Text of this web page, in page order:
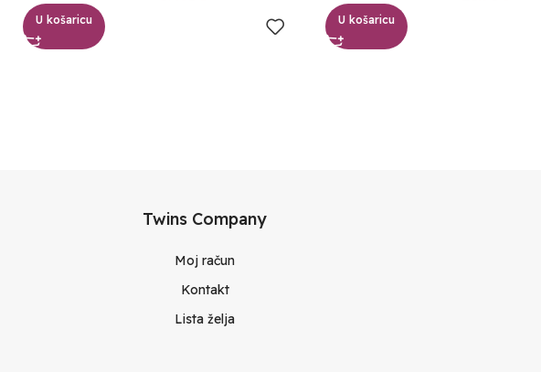
U košaricu U košaricu
Twins Company
Moj račun
Kontakt
Lista želja